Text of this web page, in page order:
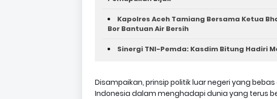
Kapolres Aceh Tamiang Bersama Ketua
Bor Bantuan Air Bersih
Sinergi TNI-Pemda: Kasdim Bitung Hadiri
Disampaikan, prinsip politik luar negeri yang
Indonesia dalam menghadapi dunia yang terus